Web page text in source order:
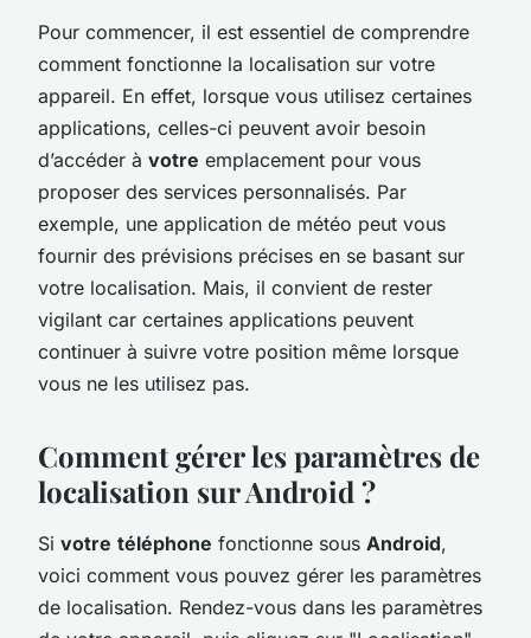
Pour commencer, il est essentiel de comprendre
comment fonctionne la localisation sur votre
appareil. En effet, lorsque vous utilisez certaines
applications, celles-ci peuvent avoir besoin
d’accéder à votre emplacement pour vous
proposer des services personnalisés. Par
exemple, une application de météo peut vous
fournir des prévisions précises en se basant sur
votre localisation. Mais, il convient de rester
vigilant car certaines applications peuvent
continuer à suivre votre position même lorsque
vous ne les utilisez pas.
Comment gérer les paramètres de
localisation sur Android ?
Si votre téléphone fonctionne sous Android,
voici comment vous pouvez gérer les paramètres
de localisation. Rendez-vous dans les paramètres